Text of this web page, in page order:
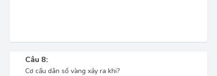
Câu 8:
Cơ cấu dân số vàng xảy ra khi?